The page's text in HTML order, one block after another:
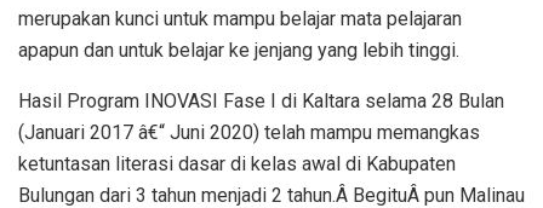
merupakan kunci untuk mampu belajar mata pelajaran
apapun dan untuk belajar ke jenjang yang lebih tinggi.
Hasil Program INOVASI Fase I di Kaltara selama 28 Bulan
(Januari 2017 â€“ Juni 2020) telah mampu memangkas
ketuntasan literasi dasar di kelas awal di Kabupaten
Bulungan dari 3 tahun menjadi 2 tahun.Â BegituÂ pun Malinau